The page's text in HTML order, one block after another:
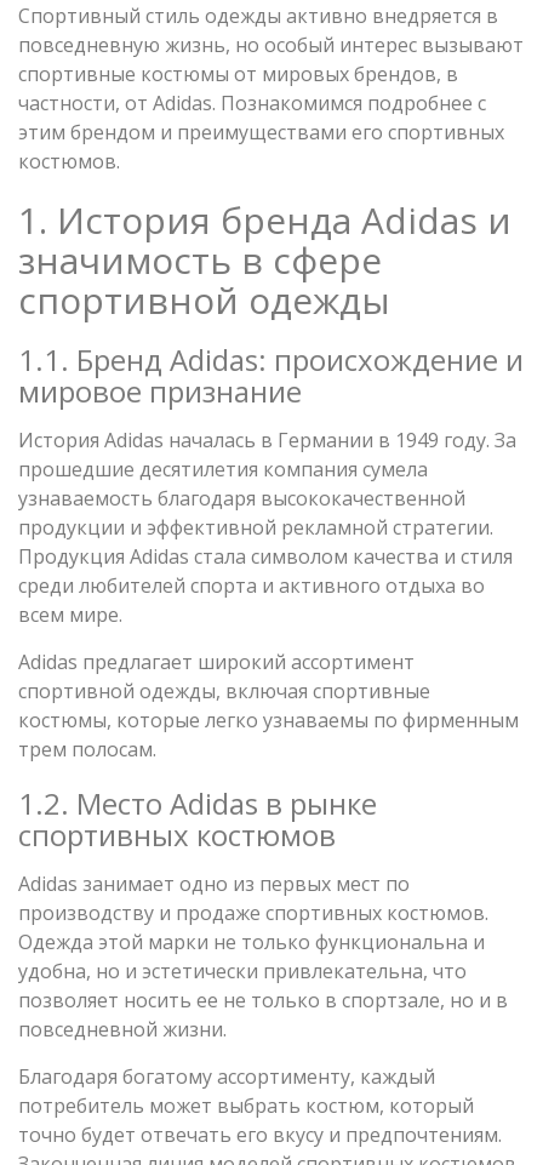
Спортивный стиль одежды активно внедряется в
повседневную жизнь, но особый интерес вызывают
спортивные костюмы от мировых брендов, в
частности, от Adidas. Познакомимся подробнее с
этим брендом и преимуществами его спортивных
костюмов.
1. История бренда Adidas и
значимость в сфере
спортивной одежды
1.1. Бренд Adidas: происхождение и
мировое признание
История Adidas началась в Германии в 1949 году. За
прошедшие десятилетия компания сумела
узнаваемость благодаря высококачественной
продукции и эффективной рекламной стратегии.
Продукция Adidas стала символом качества и стиля
среди любителей спорта и активного отдыха во
всем мире.
Adidas предлагает широкий ассортимент
спортивной одежды, включая спортивные
костюмы, которые легко узнаваемы по фирменным
трем полосам.
1.2. Место Adidas в рынке
спортивных костюмов
Adidas занимает одно из первых мест по
производству и продаже спортивных костюмов.
Одежда этой марки не только функциональна и
удобна, но и эстетически привлекательна, что
позволяет носить ее не только в спортзале, но и в
повседневной жизни.
Благодаря богатому ассортименту, каждый
потребитель может выбрать костюм, который
точно будет отвечать его вкусу и предпочтениям.